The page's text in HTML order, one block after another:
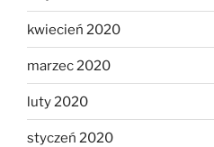
kwiecień 2020
marzec 2020
luty 2020
styczeń 2020